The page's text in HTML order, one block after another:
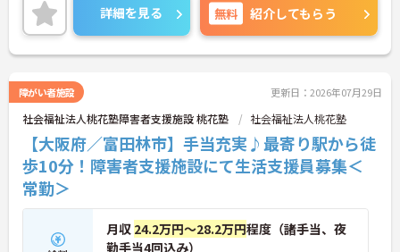
詳細を見る 無料 紹介してもらう
障がい者施設 更新日：2026年07月29日
社会福祉法人桃花塾障害者支援施設 桃花塾 社会福祉法人桃花塾
【大阪府／富田林市】手当充実♪最寄り駅から徒
歩10分！障害者支援施設にて生活支援員募集＜
常勤＞
月収 24.2万円～28.2万円程度（諸手当、夜
勤手当4回込み）